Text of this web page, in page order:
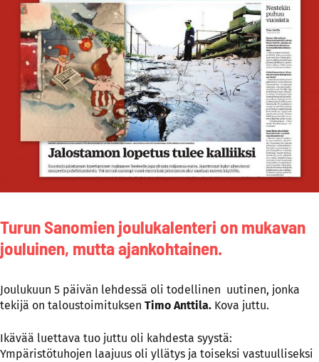
Turun Sanomien joulukalenteri on mukavan
jouluinen, mutta ajankohtainen.
Joulukuun 5 päivän lehdessä oli todellinen uutinen, jonka
tekijä on taloustoimituksen Timo Anttila. Kova juttu.
Ikävää luettava tuo juttu oli kahdesta syystä:
Ympäristötuhojen laajuus oli yllätys ja toiseksi vastuulliseksi